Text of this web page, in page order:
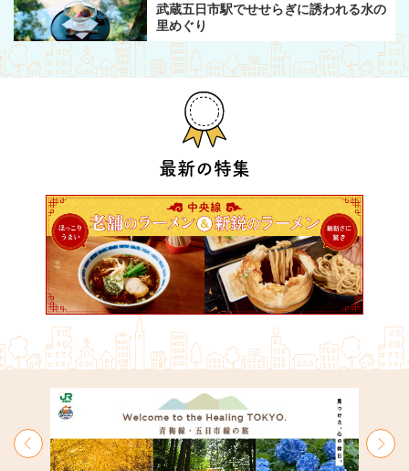
武蔵五日市駅でせせらぎに誘われる水の
里めぐり
最新の特集